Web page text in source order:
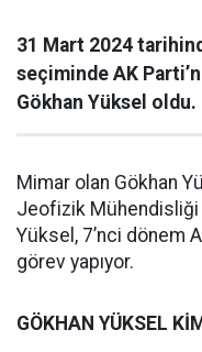
31 Mart 2024
seçiminde AK
Gökhan Yüksel oldu.
Mimar olan Gökhan
Jeofizik
Yüksel, 7’nci dönem
görev yapıyor.
GÖKHAN YÜKSEL